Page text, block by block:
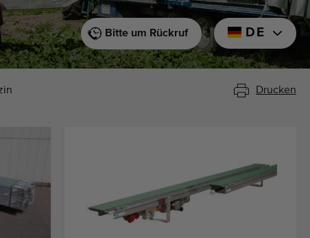
DE
Bitte um Rückruf
Drucken